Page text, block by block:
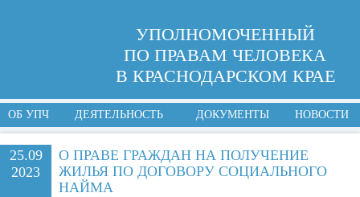
УПОЛНОМОЧЕННЫЙ
ПО ПРАВАМ ЧЕЛОВЕКА
В КРАСНОДАРСКОМ КРАЕ
ОБ УПЧ ДЕЯТЕЛЬНОСТЬ ДОКУМЕНТЫ НОВОСТИ
25.09
2023
О ПРАВЕ ГРАЖДАН НА ПОЛУЧЕНИЕ
ЖИЛЬЯ ПО ДОГОВОРУ СОЦИАЛЬНОГО
НАЙМА